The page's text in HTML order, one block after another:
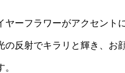
ヤーフラワーがアクセント
の反射でキラリと輝き、お
。